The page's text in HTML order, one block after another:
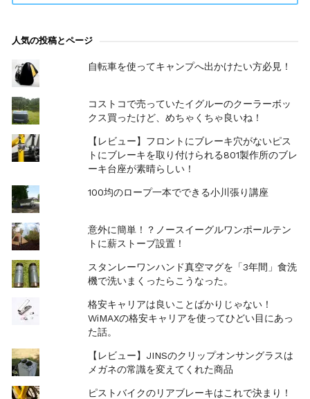
人気の投稿とページ
自転車を使ってキャンプへ出かけたい方必見！
コストコで売っていたイグルーのクーラーボッ
クス買ったけど、めちゃくちゃ良いね！
【レビュー】フロントにブレーキ穴がないピス
トにブレーキを取り付けられる801製作所のブレ
ーキ台座が素晴らしい！
100均のロープ一本でできる小川張り講座
意外に簡単！？ノースイーグルワンポールテン
トに薪ストーブ設置！
スタンレーワンハンド真空マグを「3年間」食洗
機で洗いまくったらこうなった。
格安キャリアは良いことばかりじゃない！
WiMAXの格安キャリアを使ってひどい目にあっ
た話。
【レビュー】JINSのクリップオンサングラスは
メガネの常識を変えてくれた商品
ピストバイクのリアブレーキはこれで決まり！